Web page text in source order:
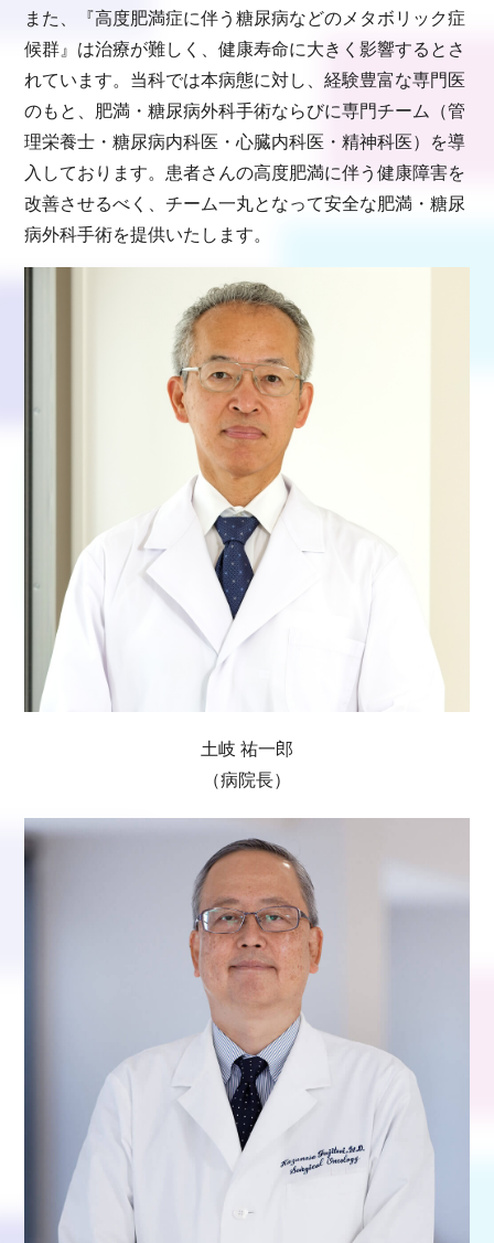
また、『高度肥満症に伴う糖尿病などのメタボリック症
候群』は治療が難しく、健康寿命に大きく影響するとさ
れています。当科では本病態に対し、経験豊富な専門医
のもと、肥満・糖尿病外科手術ならびに専門チーム（管
理栄養士・糖尿病内科医・心臓内科医・精神科医）を導
入しております。患者さんの高度肥満に伴う健康障害を
改善させるべく、チーム一丸となって安全な肥満・糖尿
病外科手術を提供いたします。
土岐 祐一郎
（病院長）